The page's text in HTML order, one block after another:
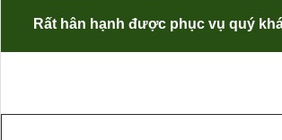
Rất hân hạnh được phục vụ quý